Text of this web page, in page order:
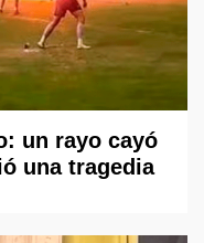
un rayo cayó
una tragedia